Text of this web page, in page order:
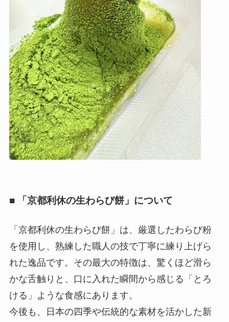
■ 「京都利休の生わらび餅」について
「京都利休の生わらび餅」は、厳選したわらび粉
を使用し、熟練した職人の技で丁寧に練り上げら
れた逸品です。その最大の特徴は、驚くほど滑ら
かな舌触りと、口に入れた瞬間から感じる「とろ
ける」ような食感にあります。
今後も、日本の四季や伝統的な素材を活かした新